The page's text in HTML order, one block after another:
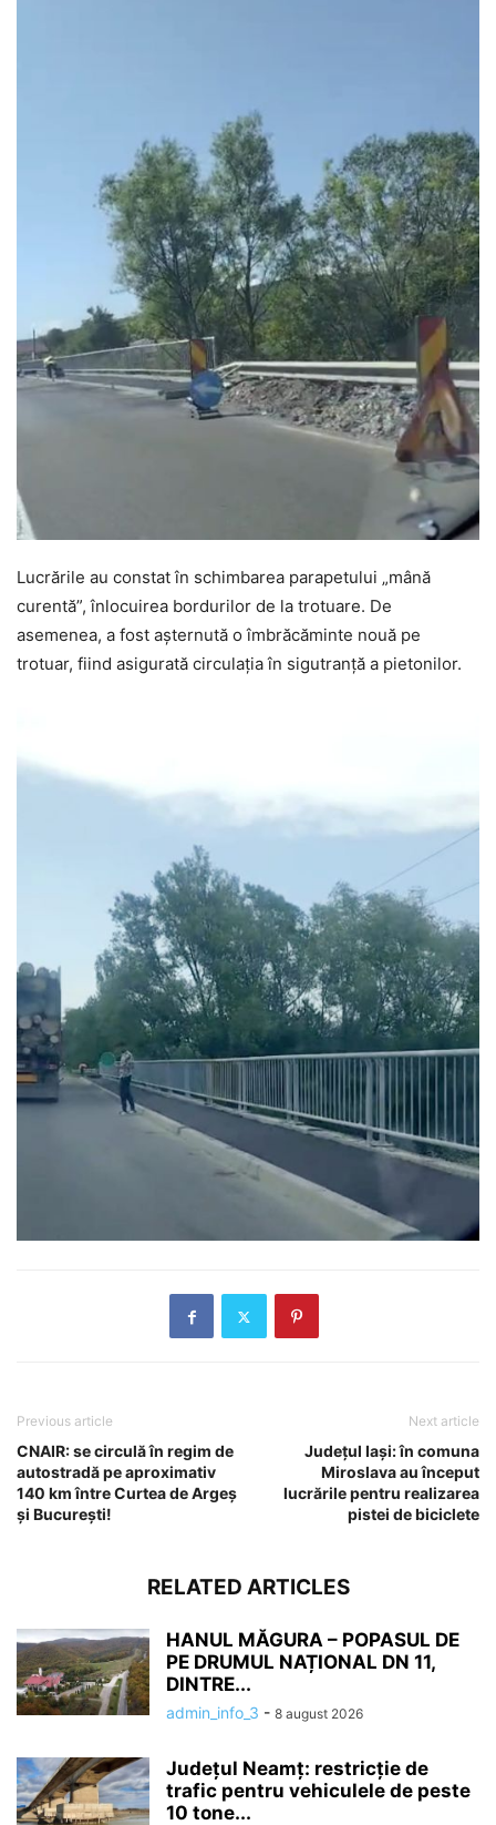
Lucrările au constat în schimbarea parapetului „mână
curentă”, înlocuirea bordurilor de la trotuare. De
asemenea, a fost așternută o îmbrăcăminte nouă pe
trotuar, fiind asigurată circulația în sigutranță a pietonilor.
Previous article
CNAIR: se circulă în regim de
autostradă pe aproximativ
140 km între Curtea de Argeș
și București!
Next article
Județul Iași: în comuna
Miroslava au început
lucrările pentru realizarea
pistei de biciclete
RELATED ARTICLES
HANUL MĂGURA – POPASUL DE
PE DRUMUL NAȚIONAL DN 11,
DINTRE...
admin_info_3 - 8 august 2026
Județul Neamț: restricție de
trafic pentru vehiculele de peste
10 tone...